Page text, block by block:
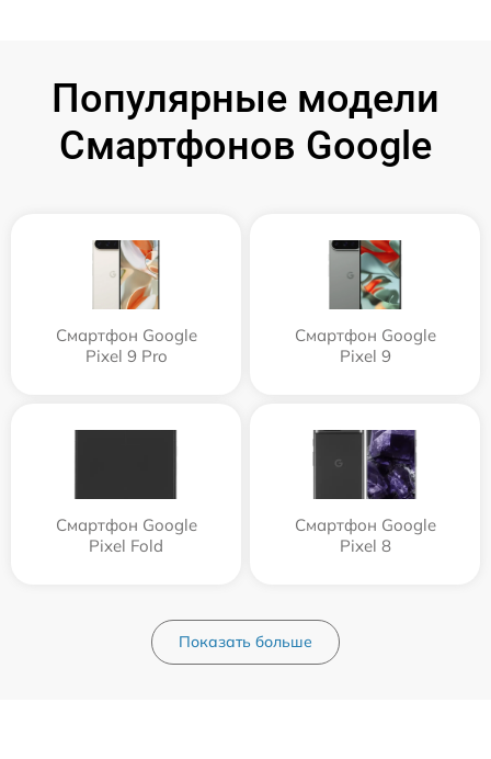
Популярные модели
Смартфонов Google
Смартфон Google
Pixel 9 Pro
Смартфон Google
Pixel 9
Смартфон Google
Pixel Fold
Смартфон Google
Pixel 8
Показать больше